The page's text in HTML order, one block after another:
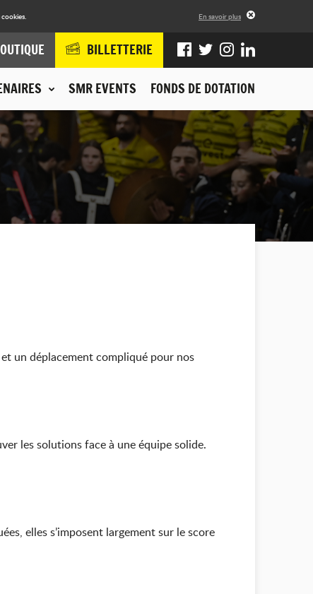
En savoir plus
SMR EVENTS FONDS DE DOTATION
BILLETTERIE
un déplacement compliqué pour nos
les solutions face à une équipe solide.
elles s’imposent largement sur le score